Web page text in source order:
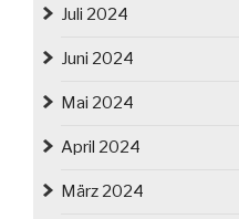
Juli 2024
Juni 2024
Mai 2024
April 2024
März 2024